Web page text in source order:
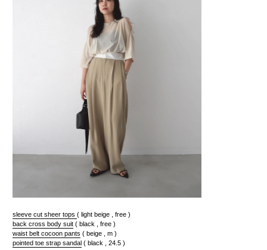
sleeve cut sheer tops ( light beige , free )
back cross body suit ( black , free )
waist belt cocoon pants ( beige , m )
pointed toe strap sandal ( black , 24.5 )